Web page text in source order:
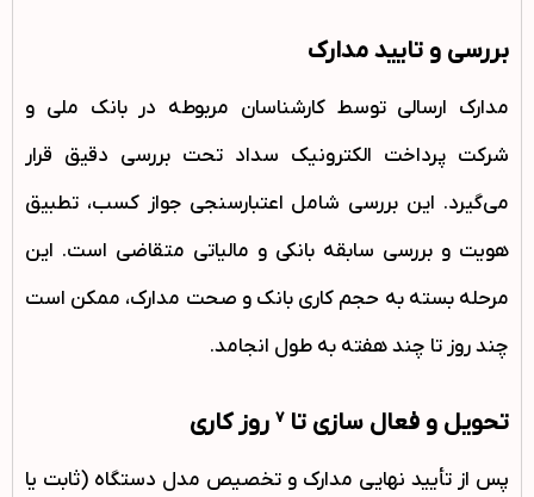
بررسی و تایید مدارک
مدارک ارسالی توسط کارشناسان مربوطه در بانک ملی و
شرکت پرداخت الکترونیک سداد تحت بررسی دقیق قرار
می‌گیرد. این بررسی شامل اعتبارسنجی جواز کسب، تطبیق
هویت و بررسی سابقه بانکی و مالیاتی متقاضی است. این
مرحله بسته به حجم کاری بانک و صحت مدارک، ممکن است
چند روز تا چند هفته به طول انجامد.
تحویل و فعال سازی تا 7 روز کاری
پس از تأیید نهایی مدارک و تخصیص مدل دستگاه (ثابت یا